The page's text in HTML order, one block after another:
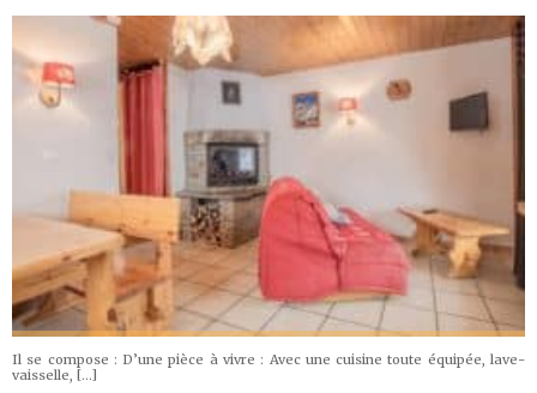
Il se compose : D’une pièce à vivre : Avec une cuisine toute équipée, lave-
vaisselle, […]